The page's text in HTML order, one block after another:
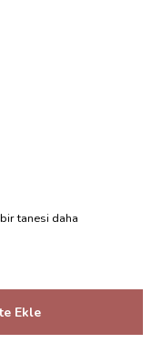
tanesi daha